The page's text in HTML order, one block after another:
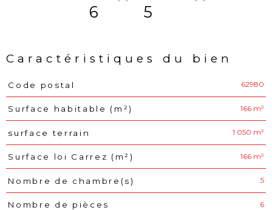
6 5
Caractéristiques du bien
Caractéristiques Valeurs
Code postal 62980
Surface habitable (m²) 166 m²
surface terrain 1 050 m²
Surface loi Carrez (m²) 166 m²
Nombre de chambre(s) 5
Nombre de pièces 6